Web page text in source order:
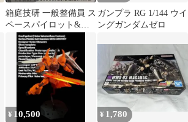
箱庭技研 一般整備員 ス
ペースパイロット&ク
ルー 1/144 HG
ガンプラ RG 1/144 ウイ
ングガンダムゼロ
¥ 10,500 ¥ 1,780